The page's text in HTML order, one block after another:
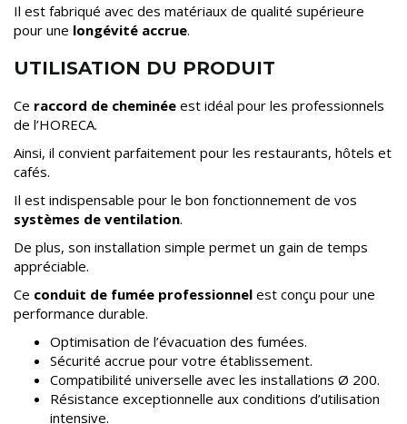
Il est fabriqué avec des matériaux de qualité supérieure
pour une longévité accrue.
UTILISATION DU PRODUIT
Ce raccord de cheminée est idéal pour les professionnels
de l’HORECA.
Ainsi, il convient parfaitement pour les restaurants, hôtels et
cafés.
Il est indispensable pour le bon fonctionnement de vos
systèmes de ventilation.
De plus, son installation simple permet un gain de temps
appréciable.
Ce conduit de fumée professionnel est conçu pour une
performance durable.
Optimisation de l’évacuation des fumées.
Sécurité accrue pour votre établissement.
Compatibilité universelle avec les installations Ø 200.
Résistance exceptionnelle aux conditions d’utilisation
intensive.